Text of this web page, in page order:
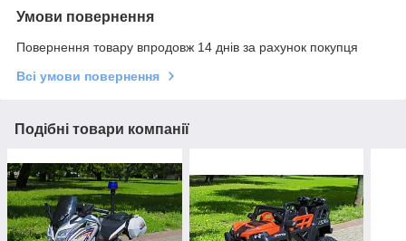
Умови повернення
Повернення товару впродовж 14 днів за рахунок покупця
Всі умови повернення
Подібні товари компанії